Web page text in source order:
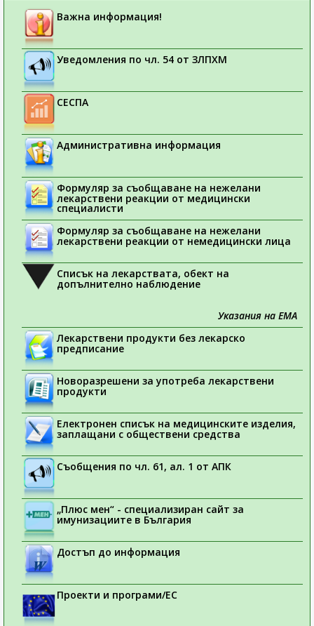
Важна информация!
Уведомления по чл. 54 от ЗЛПХМ
СЕСПА
Административна информация
Формуляр за съобщаване на нежелани
лекарствени реакции от медицински
специалисти
Формуляр за съобщаване на нежелани
лекарствени реакции от немедицински лица
Списък на лекарствата, обект на
допълнително наблюдение
Указания на ЕМА
Лекарствени продукти без лекарско
предписание
Новоразрешени за употреба лекарствени
продукти
Електронен списък на медицинските изделия,
заплащани с обществени средства
Съобщения по чл. 61, ал. 1 от АПК
„Плюс мен“ - специализиран сайт за
имунизациите в България
Достъп до информация
Проекти и програми/ЕС